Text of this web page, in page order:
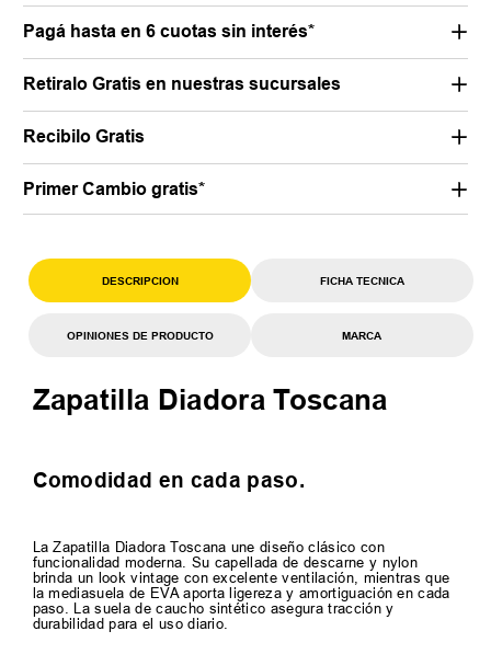
Pagá hasta en 6 cuotas sin interés*
Retiralo Gratis en nuestras sucursales
Recibilo Gratis
Primer Cambio gratis*
DESCRIPCION FICHA TECNICA
OPINIONES DE PRODUCTO MARCA
Zapatilla Diadora Toscana
Comodidad en cada paso.
La Zapatilla Diadora Toscana une diseño clásico con
funcionalidad moderna. Su capellada de descarne y nylon
brinda un look vintage con excelente ventilación, mientras que
la mediasuela de EVA aporta ligereza y amortiguación en cada
paso. La suela de caucho sintético asegura tracción y
durabilidad para el uso diario.